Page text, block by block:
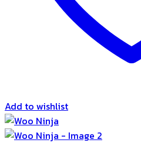
Add to wishlist